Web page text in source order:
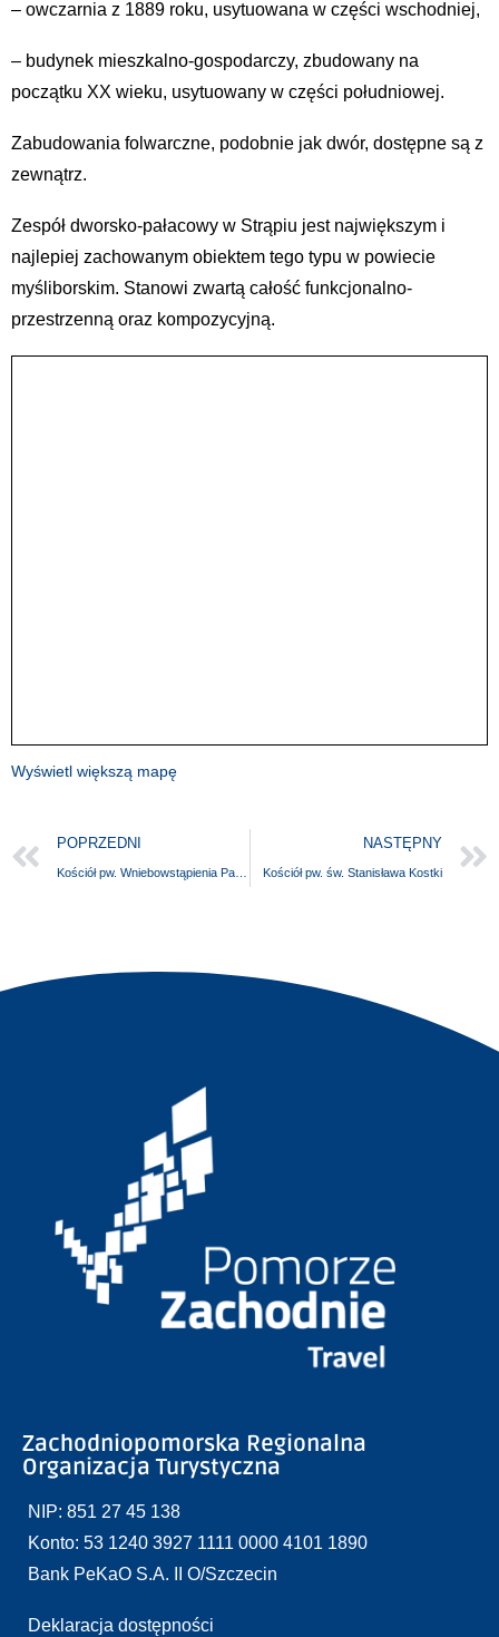
– owczarnia z 1889 roku, usytuowana w części wschodniej,
– budynek mieszkalno-gospodarczy, zbudowany na
początku XX wieku, usytuowany w części południowej.
Zabudowania folwarczne, podobnie jak dwór, dostępne są z
zewnątrz.
Zespół dworsko-pałacowy w Strąpiu jest największym i
najlepiej zachowanym obiektem tego typu w powiecie
myśliborskim. Stanowi zwartą całość funkcjonalno-
przestrzenną oraz kompozycyjną.
Wyświetl większą mapę
POPRZEDNI NASTĘPNY
Kościół pw. św. Stanisława Kostki
Zachodniopomorska Regionalna
Organizacja Turystyczna
NIP: 851 27 45 138
Konto: 53 1240 3927 1111 0000 4101 1890
Bank PeKaO S.A. II O/Szczecin
Deklaracja dostępności